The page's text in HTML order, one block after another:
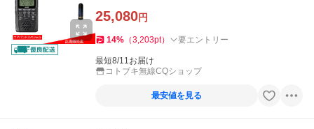
25,080円
14% （3,203pt） 要エントリー
最短8/11お届け
コトブキ無線CQショップ
最安値を見る